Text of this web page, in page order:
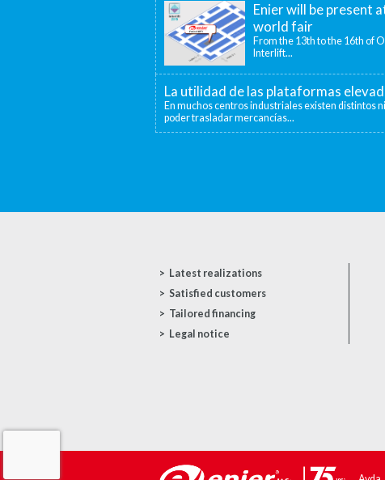
Enier will be present
world fair
From the 13th to the 16th of
Interlift...
La utilidad de las plataformas
En muchos centros industriales existen distintos
poder trasladar mercancías...
Latest realizations
Satisfied customers
Tailored financing
Legal notice